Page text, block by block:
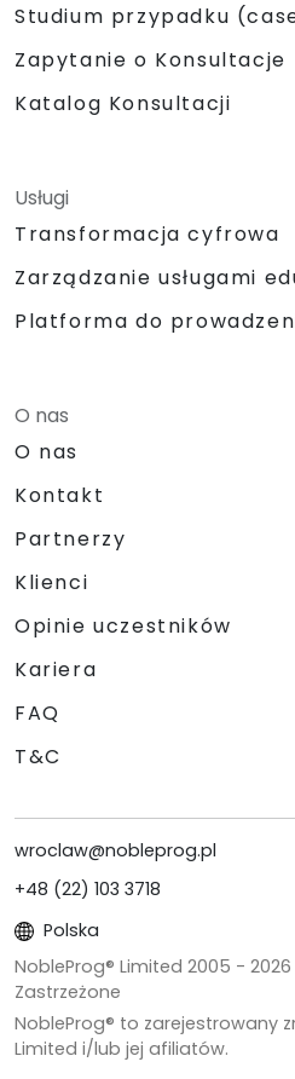
Studium przypadku
Zapytanie o Konsultacje
Katalog Konsultacji
Usługi
Transformacja cyfrowa
Zarządzanie usługami
Platforma do
O nas
O nas
Kontakt
Partnerzy
Klienci
Opinie uczestników
Kariera
FAQ
T&C
wroclaw@nobleprog.pl
+48 (22) 103 3718
Polska
NobleProg® Limited 2005 - 2026
Zastrzeżone
NobleProg® to zarejestrowany
Limited i/lub jej afiliatów.